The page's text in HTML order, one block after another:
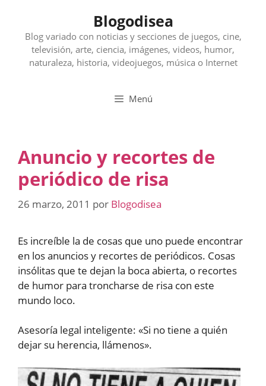
contenido
Blogodisea
Blog variado con noticias y secciones de juegos, cine,
televisión, arte, ciencia, imágenes, videos, humor,
naturaleza, historia, videojuegos, música o Internet
Menú
Anuncio y recortes de
periódico de risa
26 marzo, 2011 por Blogodisea
Es increíble la de cosas que uno puede encontrar
en los anuncios y recortes de periódicos. Cosas
insólitas que te dejan la boca abierta, o recortes
de humor para troncharse de risa con este
mundo loco.
Asesoría legal inteligente: «Si no tiene a quién
dejar su herencia, llámenos».